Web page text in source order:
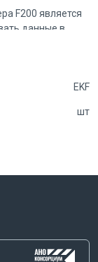
F200 является
данные в
реагировать на
задач и
линии.
управления.
EKF
шт